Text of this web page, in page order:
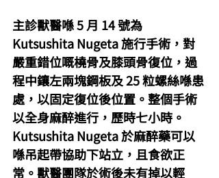
主診獸醫喺 5 月 14 號為
Kutsushita Nugeta 施行手術，對
嚴重錯位嘅橈骨及膝頭骨復位，過
程中鑲左兩塊鋼板及 25 粒螺絲喺患
處，以固定復位後位置。整個手術
以全身麻醉進行，歷時七小時。
Kutsushita Nugeta 於麻醉藥可以
喺吊起帶協助下站立，且食欲正
常。獸醫團隊於術後未有掉以輕